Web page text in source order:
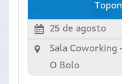
25 de agosto
Sala Coworking
O Bolo